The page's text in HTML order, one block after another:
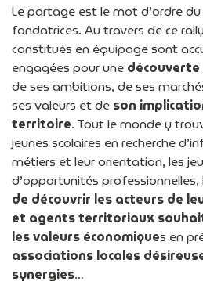
Le partage est le mot d’ordre
fondatrices. Au travers de ce
constitués en équipage sont
engagées pour une découverte
de ses ambitions, de ses
ses valeurs et de son
territoire. Tout le monde y
jeunes scolaires en recherche
métiers et leur orientation, les
d’opportunités professionnelles,
de découvrir les acteurs de
et agents territoriaux
les valeurs économiques en
associations locales
synergies…